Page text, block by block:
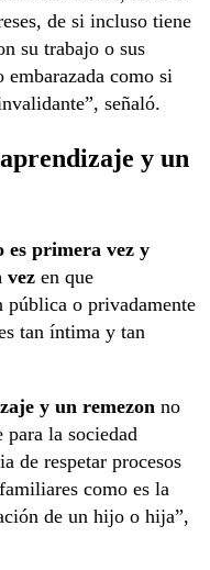
de si incluso tiene
su trabajo o sus
embarazada como si
señaló.
y un
es primera vez y
vez en que
pública o privadamente
tan íntima y tan
y un remezon no
la sociedad
de respetar procesos
como es la
de un hijo o hija”,